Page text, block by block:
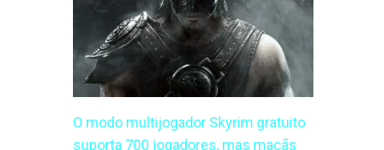
O modo multijogador Skyrim gratuito
suporta 700 jogadores, mas maçãs